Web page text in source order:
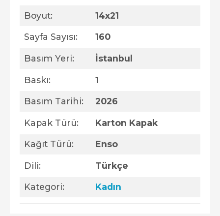
Boyut: 14x21
Sayfa Sayısı: 160
Basım Yeri: İstanbul
Baskı: 1
Basım Tarihi: 2026
Kapak Türü: Karton Kapak
Kağıt Türü: Enso
Dili: Türkçe
Kategori: Kadın